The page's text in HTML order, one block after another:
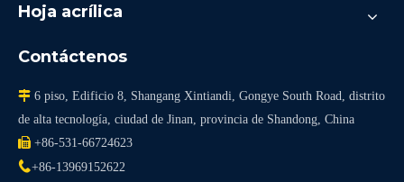
Hoja acrílica
Contáctenos
 6 piso, Edificio 8, Shangang Xintiandi, Gongye South Road, distrito
de alta tecnología, ciudad de Jinan, provincia de Shandong, China
 +86-531-66724623
+86-13969152622